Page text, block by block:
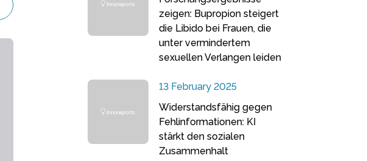
zeigen: Bupropion steigert
die Libido bei Frauen, die
unter vermindertem
sexuellen Verlangen leiden
13 February 2025
Widerstandsfähig gegen
Fehlinformationen: KI
stärkt den sozialen
Zusammenhalt